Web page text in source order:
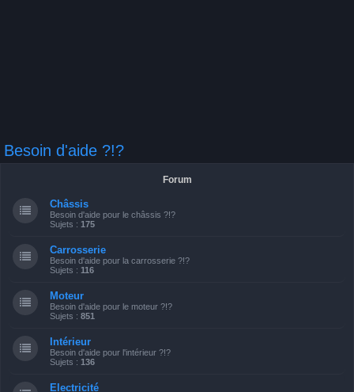
Besoin d'aide ?!?
Forum
Châssis
Besoin d'aide pour le châssis ?!?
Sujets : 175
Carrosserie
Besoin d'aide pour la carrosserie ?!?
Sujets : 116
Moteur
Besoin d'aide pour le moteur ?!?
Sujets : 851
Intérieur
Besoin d'aide pour l'intérieur ?!?
Sujets : 136
Electricité